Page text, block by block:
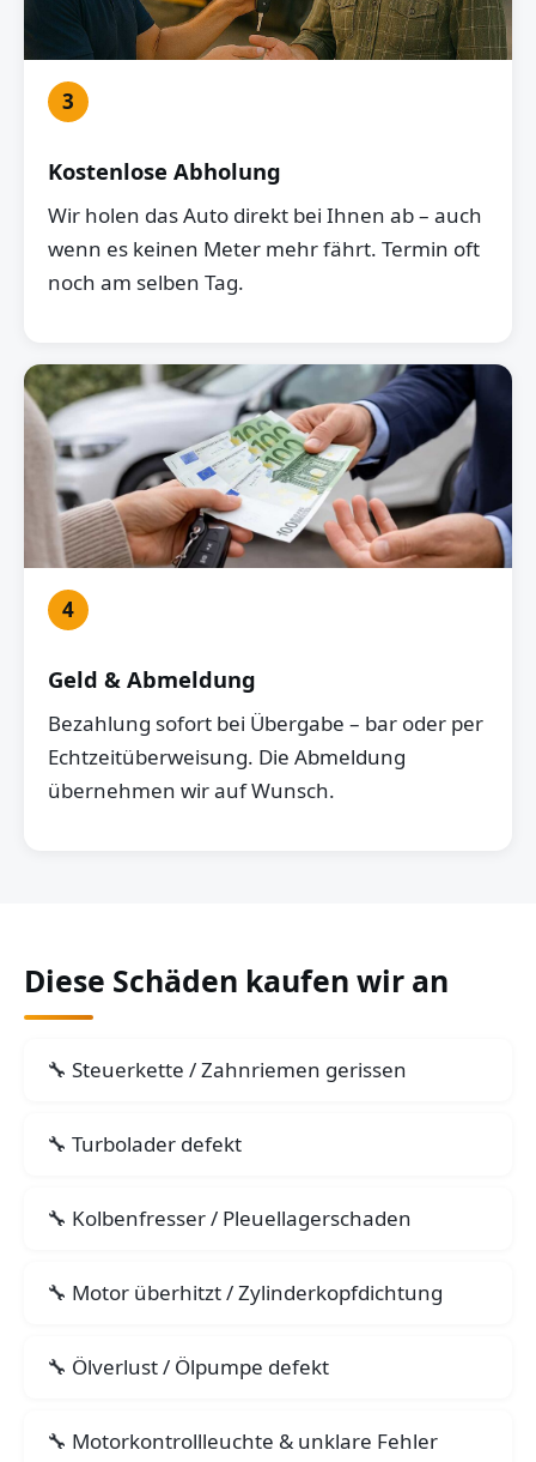
3
Kostenlose Abholung
Wir holen das Auto direkt bei Ihnen ab – auch
wenn es keinen Meter mehr fährt. Termin oft
noch am selben Tag.
4
Geld & Abmeldung
Bezahlung sofort bei Übergabe – bar oder per
Echtzeitüberweisung. Die Abmeldung
übernehmen wir auf Wunsch.
Diese Schäden kaufen wir an
Steuerkette / Zahnriemen gerissen
Turbolader defekt
Kolbenfresser / Pleuellagerschaden
Motor überhitzt / Zylinderkopfdichtung
Ölverlust / Ölpumpe defekt
Motorkontrollleuchte & unklare Fehler